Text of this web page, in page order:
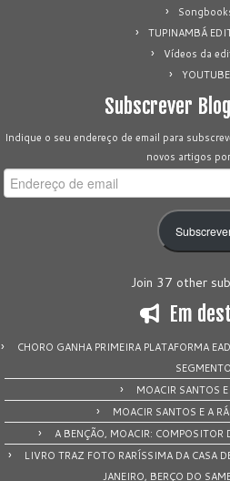
TUPINAMBÁ
Vídeos da
YOUTUBE
Subscrever
Indique o seu endereço de email para
novos artigos
Endereço
de
Join 37 other
Em
CHORO GANHA PRIMEIRA PLATAFORMA
SEGMENTO
MOACIR SANTOS
MOACIR SANTOS E A
A BENÇÃO, MOACIR: COMPOSITOR
LIVRO TRAZ FOTO RARÍSSIMA DA CASA
JANEIRO, BERÇO DO